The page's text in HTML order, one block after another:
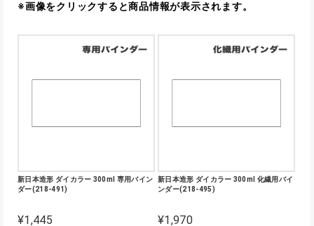
※画像をクリックすると商品情報が表示されます。
新日本造形 ダイカラー 300ml 専用バイン
ダー(218-491)
¥1,445
新日本造形 ダイカラー 300ml 化繊用バイ
ンダー(218-495)
¥1,970